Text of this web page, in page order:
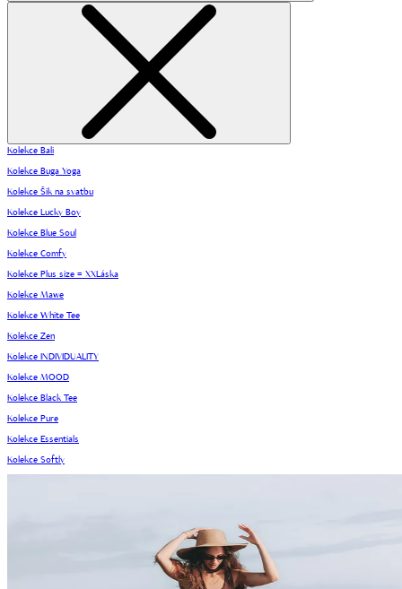
Kolekce Bali
Kolekce Buga Yoga
Kolekce Šik na svatbu
Kolekce Lucky Boy
Kolekce Blue Soul
Kolekce Comfy
Kolekce Plus size = XXLáska
Kolekce Mawe
Kolekce White Tee
Kolekce Zen
Kolekce INDIVIDUALITY
Kolekce MOOD
Kolekce Black Tee
Kolekce Pure
Kolekce Essentials
Kolekce Softly